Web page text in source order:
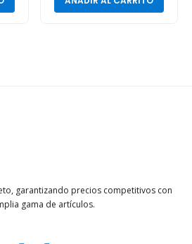
garantizando precios competitivos con
gama de artículos.